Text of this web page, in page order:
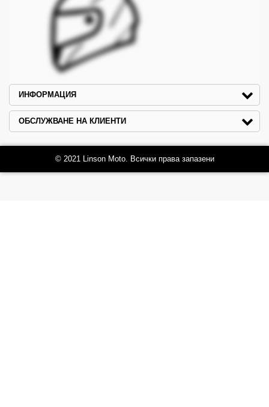
ИНФОРМАЦИЯ
ОБСЛУЖВАНЕ НА КЛИЕНТИ
© 2021 Linson Moto. Всички права запазени